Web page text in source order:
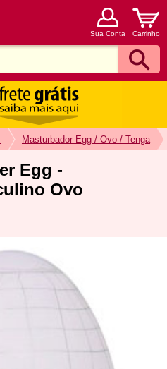
Sua Conta Carrinho
Masturbador Egg / Ovo / Tenga
Egg -
Ovo